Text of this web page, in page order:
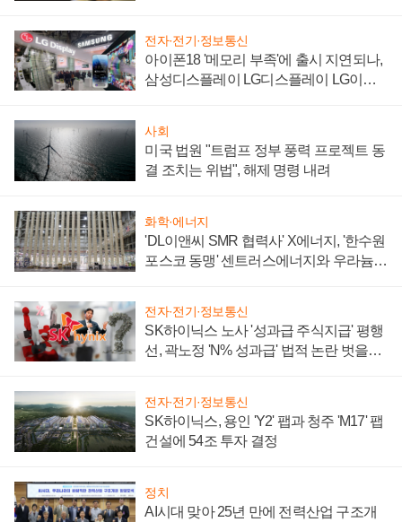
전자·전기·정보통신
아이폰18 '메모리 부족'에 출시 지연되나,
삼성디스플레이 LG디스플레이 LG이노
사회
미국 법원 "트럼프 정부 풍력 프로젝트 동
결 조치는 위법", 해제 명령 내려
화학·에너지
'DL이앤씨 SMR 협력사' X에너지, '한수원
포스코 동맹' 센트러스에너지와 우라늄
전자·전기·정보통신
SK하이닉스 노사 '성과급 주식지급' 평행
선, 곽노정 'N% 성과급' 법적 논란 벗을지
전자·전기·정보통신
SK하이닉스, 용인 'Y2' 팹과 청주 'M17' 팹
건설에 54조 투자 결정
정치
AI시대 맞아 25년 만에 전력산업 구조개